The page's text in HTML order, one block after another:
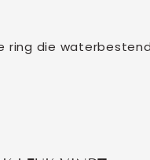
ring die